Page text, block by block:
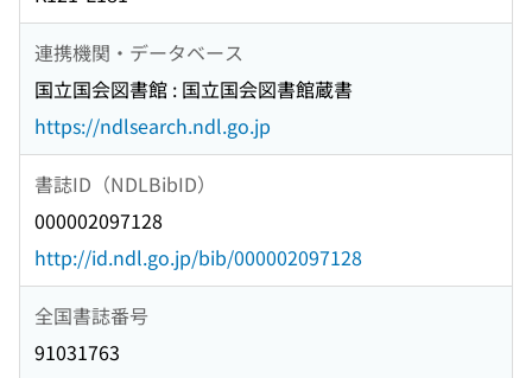
連携機関・データベース
国立国会図書館 : 国立国会図書館蔵書
https://ndlsearch.ndl.go.jp
書誌ID（NDLBibID）
000002097128
http://id.ndl.go.jp/bib/000002097128
全国書誌番号
91031763